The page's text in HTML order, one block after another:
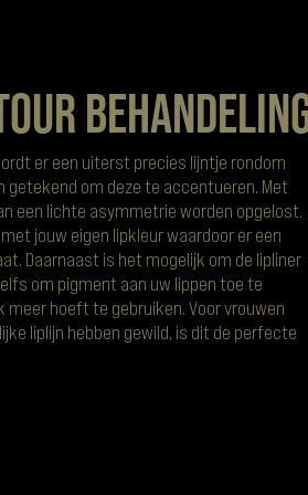
er een uiterst precies lijntje rondom
getekend om deze te accentueren. Met
een lichte asymmetrie worden opgelost.
jouw eigen lipkleur waardoor er een
Daarnaast is het mogelijk om de lipliner
om pigment aan uw lippen toe te
meer hoeft te gebruiken. Voor vrouwen
liplijn hebben gewild, is dit de perfecte